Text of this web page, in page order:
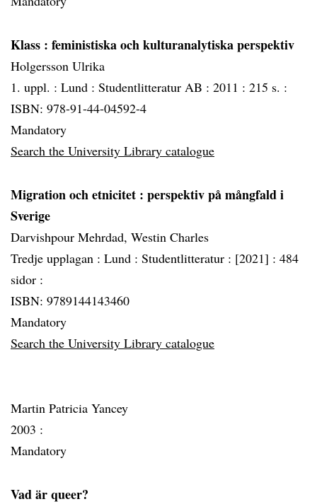
Klass : feministiska och kulturanalytiska perspektiv
Holgersson Ulrika
1. uppl. : Lund : Studentlitteratur AB : 2011 : 215 s. :
ISBN: 978-91-44-04592-4
Mandatory
Search the University Library catalogue
Migration och etnicitet : perspektiv på mångfald i
Sverige
Darvishpour Mehrdad, Westin Charles
Tredje upplagan : Lund : Studentlitteratur : [2021] : 484
sidor :
ISBN: 9789144143460
Mandatory
Search the University Library catalogue
Martin Patricia Yancey
2003 :
Mandatory
Vad är queer?